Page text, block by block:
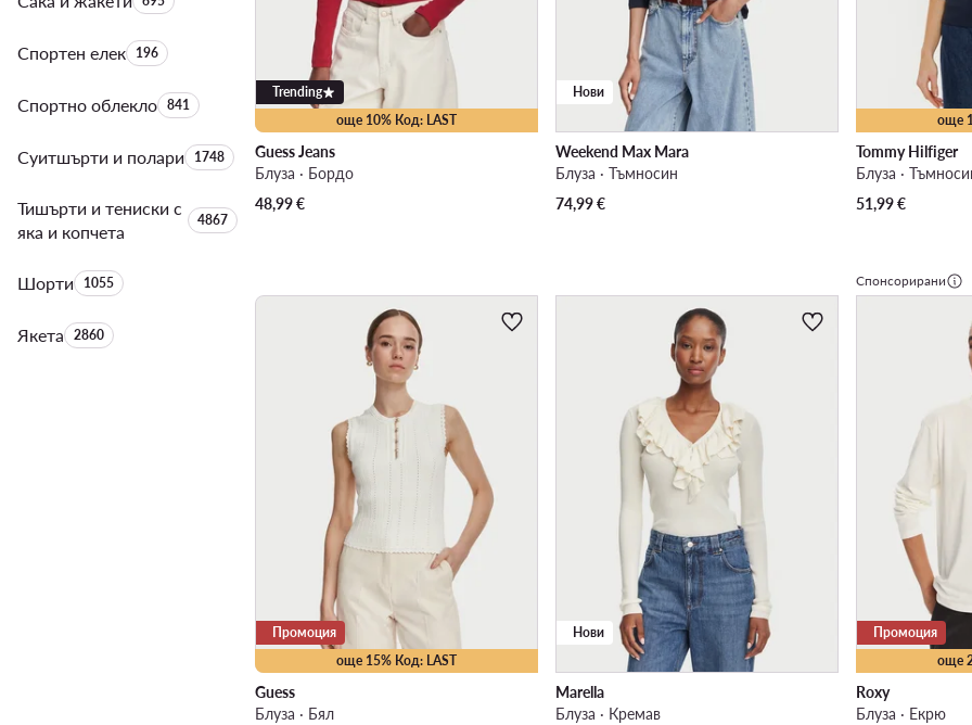
Спортен елекБрой на продуктите:
196
Спортно облеклоБрой на продуктите:
841
Суитшърти и полариБрой на продуктите:
1748
Тишърти и тениски с
яка и копчета
Брой на продуктите:
4867
ШортиБрой на продуктите:
1055
ЯкетаБрой на продуктите:
2860
още 10% Код: LAST
Trending
Guess Jeans
Блуза · Бордо
48,99€
Нови
Weekend Max Mara
Блуза · Тъмносин
74,99€
още
Tommy Hilfiger
Блуза ·
51,99€
още 15% Код: LAST
Промоция
Guess
Блуза · Бял
Нови
Marella
Блуза · Кремав
Спонсорирани
още
Промоция
Roxy
Блуза · Екрю